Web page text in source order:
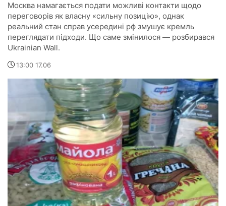
Москва намагається подати можливі контакти щодо
переговорів як власну «сильну позицію», однак
реальний стан справ усередині рф змушує кремль
переглядати підходи. Що саме змінилося — розбирався
Ukrainian Wall.
13:00 17.06